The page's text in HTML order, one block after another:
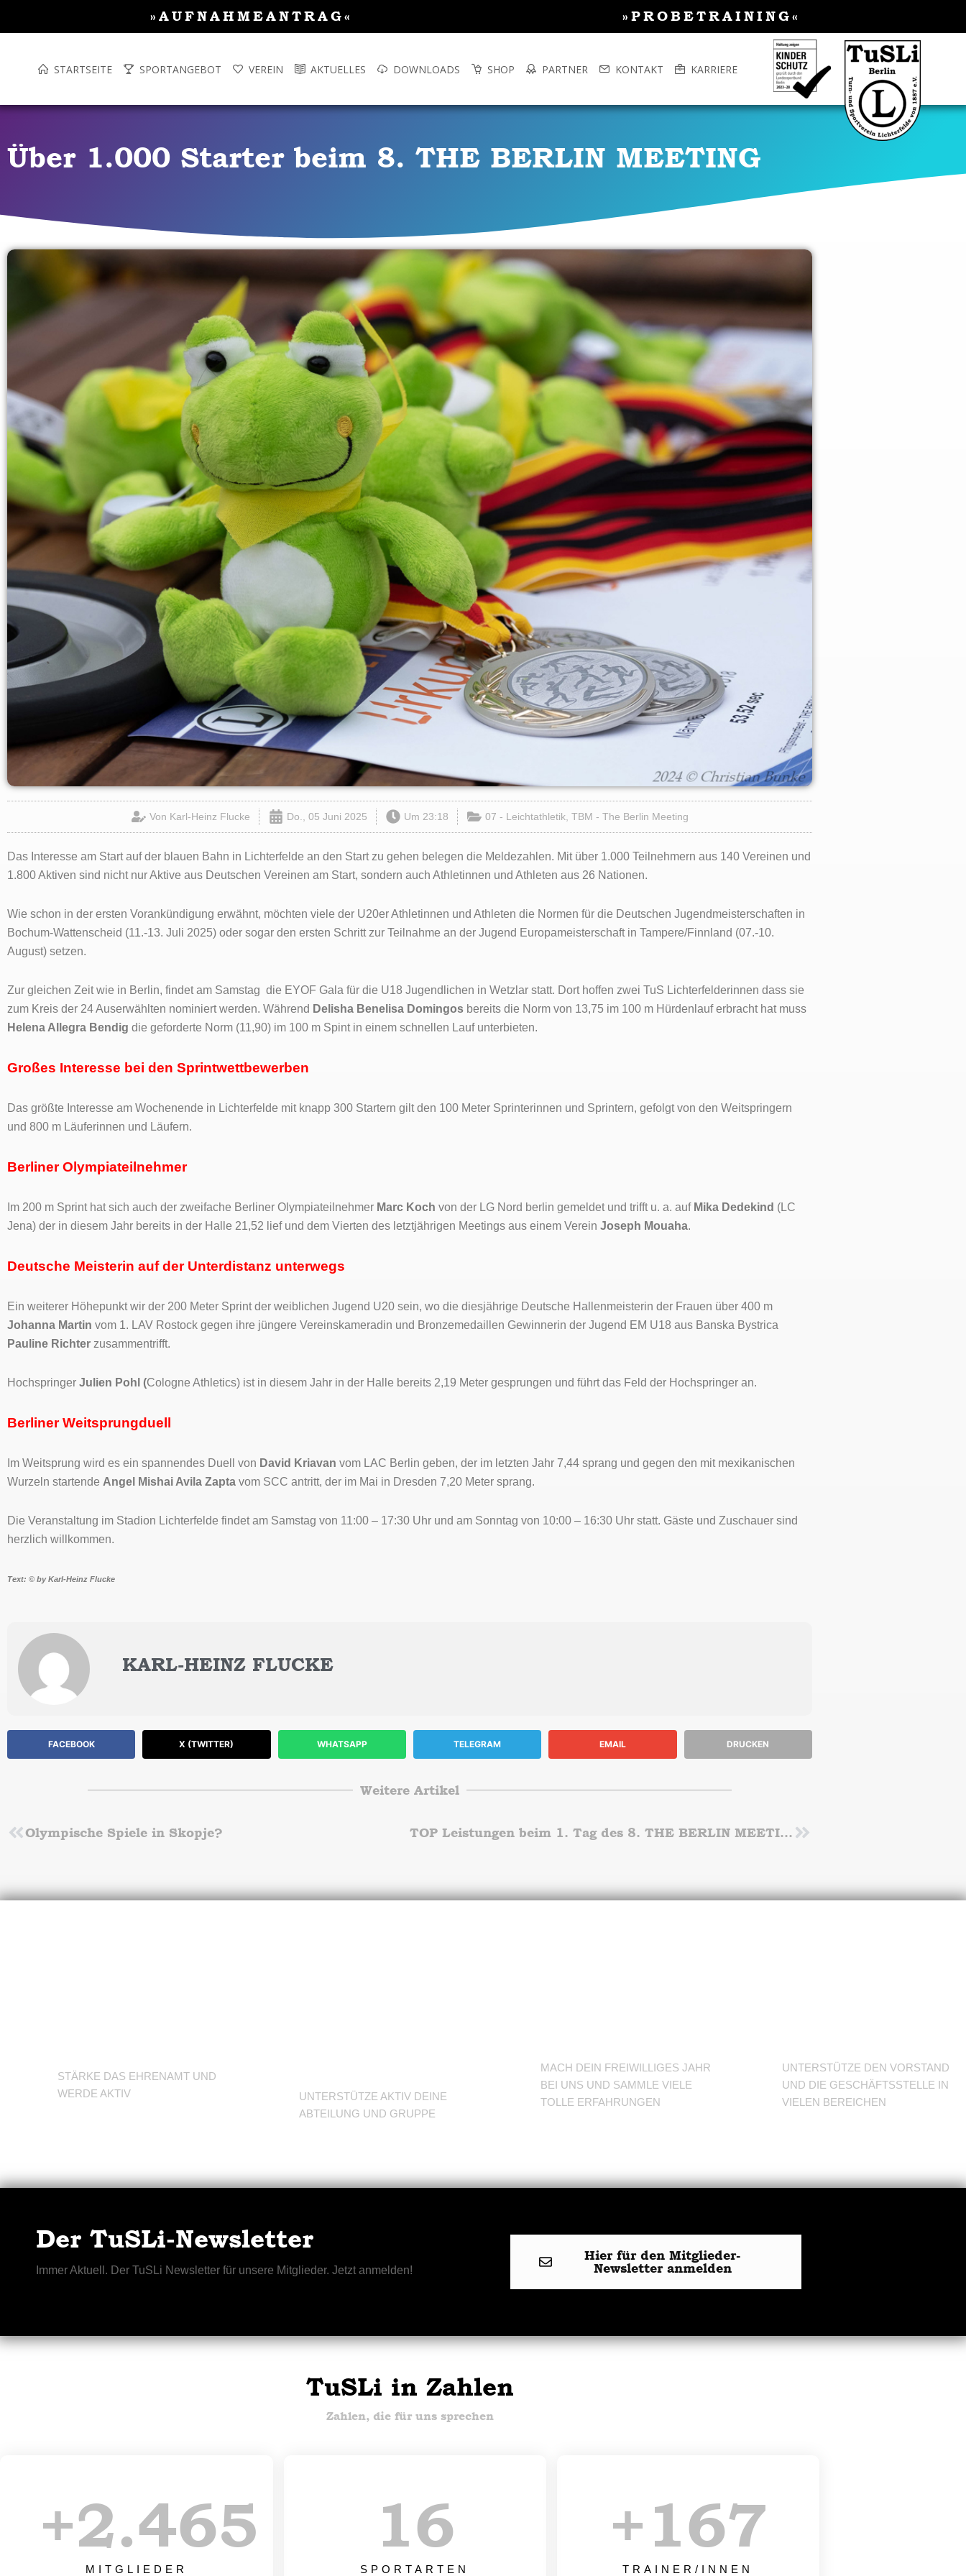
»AUFNAHMEANTRAG« »PROBETRAINING«
STARTSEITE SPORTANGEBOT VEREIN AKTUELLES DOWNLOADS SHOP PARTNER KONTAKT KARRIERE
Über 1.000 Starter beim 8. THE BERLIN MEETING
Von Karl-Heinz Flucke Do., 05 Juni 2025 Um 23:18 07 - Leichtathletik, TBM - The Berlin Meeting
Das Interesse am Start auf der blauen Bahn in Lichterfelde an den Start zu gehen belegen die Meldezahlen. Mit über 1.000 Teilnehmern aus 140 Vereinen und
1.800 Aktiven sind nicht nur Aktive aus Deutschen Vereinen am Start, sondern auch Athletinnen und Athleten aus 26 Nationen.
Wie schon in der ersten Vorankündigung erwähnt, möchten viele der U20er Athletinnen und Athleten die Normen für die Deutschen Jugendmeisterschaften in
Bochum-Wattenscheid (11.-13. Juli 2025) oder sogar den ersten Schritt zur Teilnahme an der Jugend Europameisterschaft in Tampere/Finnland (07.-10.
August) setzen.
Zur gleichen Zeit wie in Berlin, findet am Samstag die EYOF Gala für die U18 Jugendlichen in Wetzlar statt. Dort hoffen zwei TuS Lichterfelderinnen dass sie
zum Kreis der 24 Auserwählten nominiert werden. Während Delisha Benelisa Domingos bereits die Norm von 13,75 im 100 m Hürdenlauf erbracht hat muss
Helena Allegra Bendig die geforderte Norm (11,90) im 100 m Spint in einem schnellen Lauf unterbieten.
Großes Interesse bei den Sprintwettbewerben
Das größte Interesse am Wochenende in Lichterfelde mit knapp 300 Startern gilt den 100 Meter Sprinterinnen und Sprintern, gefolgt von den Weitspringern
und 800 m Läuferinnen und Läufern.
Berliner Olympiateilnehmer
Im 200 m Sprint hat sich auch der zweifache Berliner Olympiateilnehmer Marc Koch von der LG Nord berlin gemeldet und trifft u. a. auf Mika Dedekind (LC
Jena) der in diesem Jahr bereits in der Halle 21,52 lief und dem Vierten des letztjährigen Meetings aus einem Verein Joseph Mouaha.
Deutsche Meisterin auf der Unterdistanz unterwegs
Ein weiterer Höhepunkt wir der 200 Meter Sprint der weiblichen Jugend U20 sein, wo die diesjährige Deutsche Hallenmeisterin der Frauen über 400 m
Johanna Martin vom 1. LAV Rostock gegen ihre jüngere Vereinskameradin und Bronzemedaillen Gewinnerin der Jugend EM U18 aus Banska Bystrica
Pauline Richter zusammentrifft.
Hochspringer Julien Pohl (Cologne Athletics) ist in diesem Jahr in der Halle bereits 2,19 Meter gesprungen und führt das Feld der Hochspringer an.
Berliner Weitsprungduell
Im Weitsprung wird es ein spannendes Duell von David Kriavan vom LAC Berlin geben, der im letzten Jahr 7,44 sprang und gegen den mit mexikanischen
Wurzeln startende Angel Mishai Avila Zapta vom SCC antritt, der im Mai in Dresden 7,20 Meter sprang.
Die Veranstaltung im Stadion Lichterfelde findet am Samstag von 11:00 – 17:30 Uhr und am Sonntag von 10:00 – 16:30 Uhr statt. Gäste und Zuschauer sind
herzlich willkommen.
Text: © by Karl-Heinz Flucke
KARL-HEINZ FLUCKE
FACEBOOK X (TWITTER) WHATSAPP TELEGRAM EMAIL DRUCKEN
Weitere Artikel
Zurück
Olympische Spiele in Skopje? TOP Leistungen beim 1. Tag des 8. THE BERLIN MEETING Nächster
STÄRKE DAS EHRENAMT UND
WERDE AKTIV
UNTERSTÜTZE AKTIV DEINE
ABTEILUNG UND GRUPPE
MACH DEIN FREIWILLIGES JAHR
BEI UNS UND SAMMLE VIELE
TOLLE ERFAHRUNGEN
UNTERSTÜTZE DEN VORSTAND
UND DIE GESCHÄFTSSTELLE IN
VIELEN BEREICHEN
Der TuSLi-Newsletter
Immer Aktuell. Der TuSLi Newsletter für unsere Mitglieder. Jetzt anmelden!
Hier für den Mitglieder-
Newsletter anmelden
TuSLi in Zahlen
Zahlen, die für uns sprechen
MITGLIEDER
+2.500
SPORTARTEN
17
TRAINER/INNEN
+170